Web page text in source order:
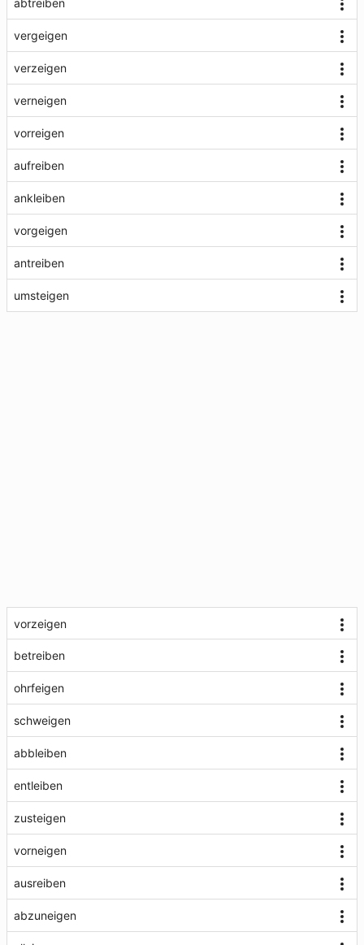
abtreiben
vergeigen
verzeigen
verneigen
vorreigen
aufreiben
ankleiben
vorgeigen
antreiben
umsteigen
vorzeigen
betreiben
ohrfeigen
schweigen
abbleiben
entleiben
zusteigen
vorneigen
ausreiben
abzuneigen